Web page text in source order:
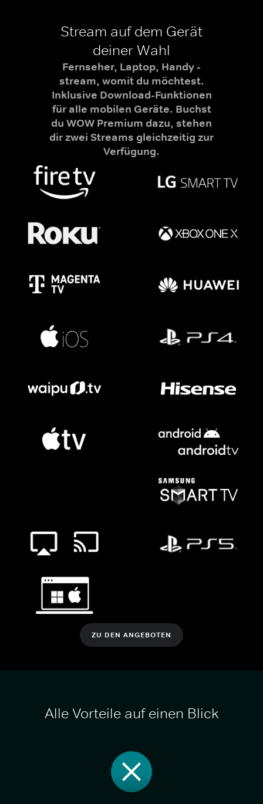
Stream auf dem Gerät
deiner Wahl
Fernseher, Laptop, Handy -
stream, womit du möchtest.
Inklusive Download-Funktionen
für alle mobilen Geräte. Buchst
du WOW Premium dazu, stehen
dir zwei Streams gleichzeitig zur
Verfügung.
ZU DEN ANGEBOTEN
Alle Vorteile auf einen Blick